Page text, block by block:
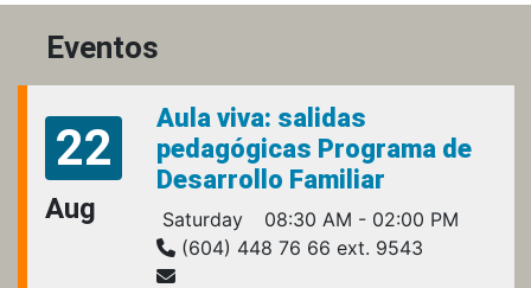
Eventos
22
Aug
Aula viva: salidas
pedagógicas Programa de
Desarrollo Familiar
Saturday
08:30 AM - 02:00 PM
(604) 448 76 66 ext. 9543